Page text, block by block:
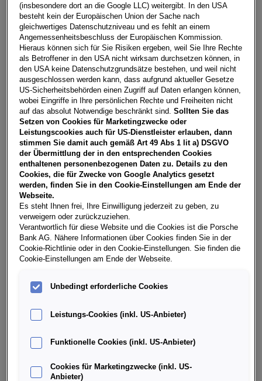
Laufzeit
60 Monate
pro Jahr
15.000 km
Eigenleistung
€5.000
Händler kontaktieren
Online-Abschluss anfragen
**Freibleibendes Musterangebot für Unternehmenskunden.
Restwert Leasing inkl. USt, NoVA, zzgl. gesetzl.
Vertragsgebühr EUR 149,74 und Bearbeitungskosten EUR
0,00. Gesamtleasingbetrag EUR 27.290,00, Restwert EUR
11.033,10, Sollzinssatz 7,28% variabel, Effektivzinssatz 8,46%
variabel, Gesamtbetrag EUR 33.870,24. Ihr Verkaufsberater
freut sich darauf, Ihnen ein individuelles Angebot erstellen zu
können.
Teilen PDF herunterladen
Weitere Infos & Daten
Ausstattung
Finanzierung über die Porsche Bank
(insbesondere dort an die Google LLC) weitergibt. In den USA
besteht kein der Europäischen Union der Sache nach
gleichwertiges Datenschutzniveau und es fehlt an einem
Angemessenheitsbeschluss der Europäischen Kommission.
Hieraus können sich für Sie Risiken ergeben, weil Sie Ihre Rechte
als Betroffener in den USA nicht wirksam durchsetzen können, in
den USA keine Datenschutzgrundsätze bestehen, und weil nicht
ausgeschlossen werden kann, dass aufgrund aktueller Gesetze
US-Sicherheitsbehörden einen Zugriff auf Daten erlangen können,
wobei Eingriffe in Ihre persönlichen Rechte und Freiheiten nicht
auf das absolut Notwendige beschränkt sind.Sollten Sie das
Setzen von Cookies für Marketingzwecke oder
Leistungscookies auch für US-Dienstleister erlauben, dann
stimmen Sie damit auch gemäß Art 49 Abs 1 lit a) DSGVO
der Übermittlung der in den entsprechenden Cookies
enthaltenen personenbezogenen Daten zu. Details zu den
Cookies, die für Zwecke von Google Analytics gesetzt
werden, finden Sie in den Cookie-Einstellungen am Ende der
Webseite.
Es steht Ihnen frei, Ihre Einwilligung jederzeit zu geben, zu
verweigern oder zurückzuziehen.
Verantwortlich für diese Website und die Cookies ist die Porsche
Bank AG. Nähere Informationen über Cookies finden Sie in der
Cookie-Richtlinie oder in den Cookie-Einstellungen. Sie finden die
Cookie-Einstellungen am Ende der Webseite.
Unbedingt erforderliche Cookies
Leistungs-Cookies (inkl. US-Anbieter)
Funktionelle Cookies (inkl. US-Anbieter)
Cookies für Marketingzwecke (inkl. US-
Anbieter)